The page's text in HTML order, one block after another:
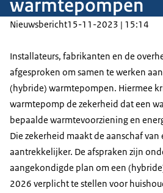
warmtepompen
Nieuwsbericht15-11-2023 | 15:14
Installateurs, fabrikanten en de
afgesproken om samen te werken
(hybride) warmtepompen. Hiermee
warmtepomp de zekerheid dat een
bepaalde warmtevoorziening en
Die zekerheid maakt de aanschaf
aantrekkelijker. De afspraken zijn
aangekondigde plan om een
2026 verplicht te stellen voor